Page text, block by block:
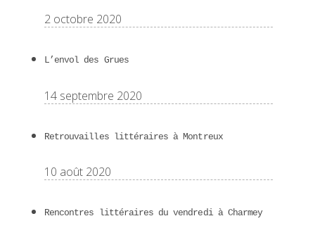
2 octobre 2020
L’envol des Grues
14 septembre 2020
Retrouvailles littéraires à Montreux
10 août 2020
Rencontres littéraires du vendredi à Charmey